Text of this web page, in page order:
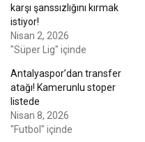
karşı şanssızlığını kırmak
istiyor!
Nisan 2, 2026
"Süper Lig" içinde
Antalyaspor’dan transfer
atağı! Kamerunlu stoper
listede
Nisan 8, 2026
"Futbol" içinde